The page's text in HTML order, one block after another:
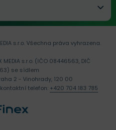
s.r.o.Všechna práva vyhrazena.
s.r.o. (IČO 08446563, DIČ
se sídlem
2 - Vinohrady, 120 00
kontaktní telefon: +420 704 183 785